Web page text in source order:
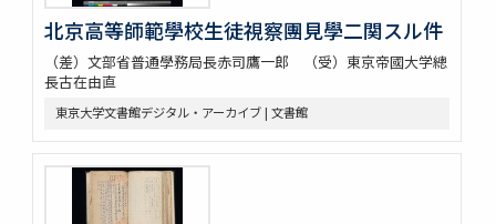
北京高等師範學校生徒視察團見學二関スル件
（差）文部省普通學務局長赤司鷹一郎 （受）東京帝國大学總
長古在由直
東京大学文書館デジタル・アーカイブ | 文書館